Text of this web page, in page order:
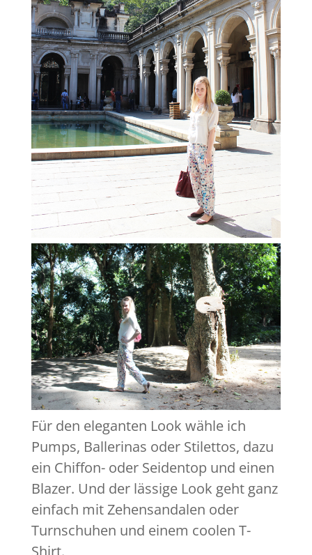
Für den eleganten Look wähle ich
Pumps, Ballerinas oder Stilettos, dazu
ein Chiffon- oder Seidentop und einen
Blazer. Und der lässige Look geht ganz
einfach mit Zehensandalen oder
Turnschuhen und einem coolen T-
Shirt.